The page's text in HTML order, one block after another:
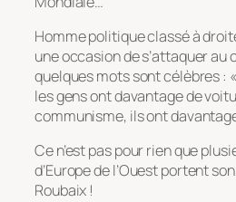
Homme politique classé à
une occasion de s’attaquer
quelques mots sont célèbres :
les gens ont davantage de
communisme, ils ont
Ce n’est pas pour rien que
d’Europe de l’Ouest portent
Roubaix !